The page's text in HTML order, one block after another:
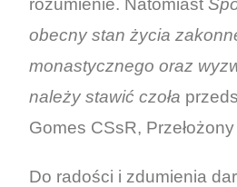
rozumienie. Natomiast
obecny stan życia
monastycznego oraz
należy stawić czoła
Gomes CSsR,
Do radości i zdumienia